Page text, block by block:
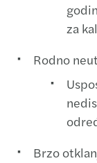
za
Rodno
Brzo